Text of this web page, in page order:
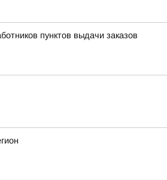
пунктов выдачи заказов